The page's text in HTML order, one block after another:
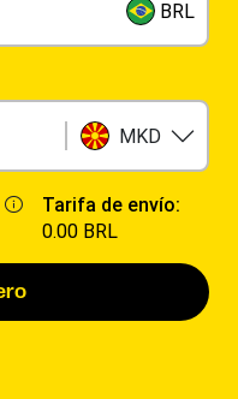
BRL
MKD
Tarifa de envío:
0.00 BRL